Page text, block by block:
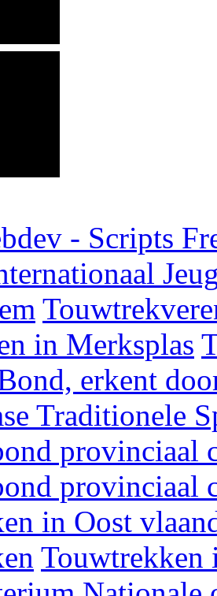
- Scripts
in Merksplas
erkent
Traditionele
provinciaal
provinciaal
in Oost
Touwtrekken